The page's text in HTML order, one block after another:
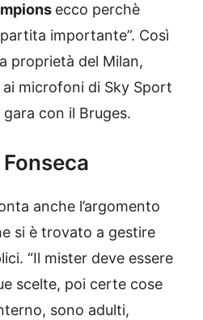
ecco perchè
importante”. Così
proprietà del Milan,
ai microfoni di Sky Sport
con il Bruges.
anche l’argomento
si è trovato a gestire
“Il mister deve essere
scelte, poi certe cose
sono adulti,